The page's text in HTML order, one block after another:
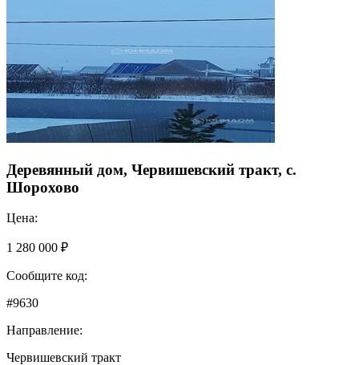
Деревянный дом, Червишевский тракт, с.
Шорохово
Цена:
1 280 000 ₽
Сообщите код:
#9630
Направление:
Червишевский тракт